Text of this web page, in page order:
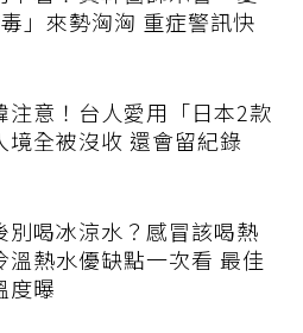
」來勢洶洶 重症警訊快
注意！台人愛用「日本2款
境全被沒收 還會留紀錄
別喝冰涼水？感冒該喝熱
溫熱水優缺點一次看 最佳
度曝